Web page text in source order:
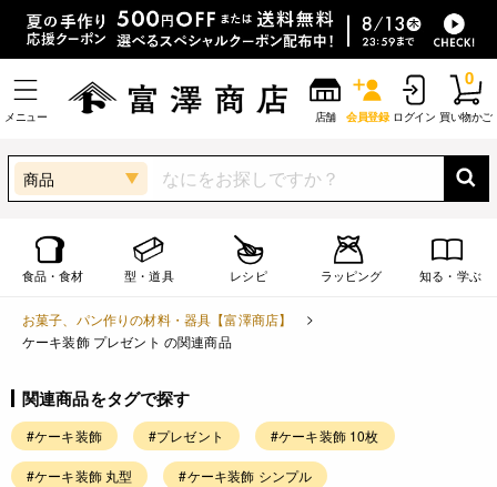
メニュー 店舗 会員登録 ログイン 買い物かご
0
商品
食品・食材 型・道具 レシピ ラッピング 知る・学ぶ
お菓子、パン作りの材料・器具【富澤商店】
ケーキ装飾 プレゼント の関連商品
関連商品をタグで探す
#ケーキ装飾 #プレゼント #ケーキ装飾 10枚
#ケーキ装飾 丸型 #ケーキ装飾 シンプル